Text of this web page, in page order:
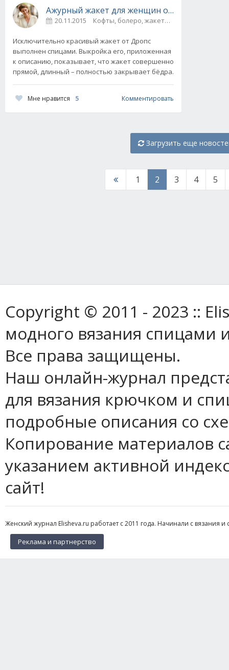
Ажурный жакет для женщин от Drops
20.11.2015
Исключительно красивый жакет от Дропс
выполнен спицами. Выкройка его, приложенная
к описанию, показывает, что жакет совершенно
прямой, длинный – полностью закрывает бёдра.
Мне нравится 5 Комментировать
Загрузить еще
1 2 3 4 5
Copyright © 2011 - 2023 ::
модного вязания спицами
Все права защищены.
Наш онлайн-журнал
для вязания крючком и
подробные описания со
Копирование материалов
указанием активной
сайт!
Женский журнал Elisheva.ru работает с 2011 года. Начинали с вязания
Реклама и партнерство